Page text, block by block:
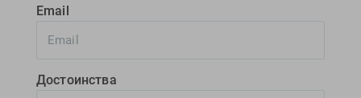
Email
Достоинства